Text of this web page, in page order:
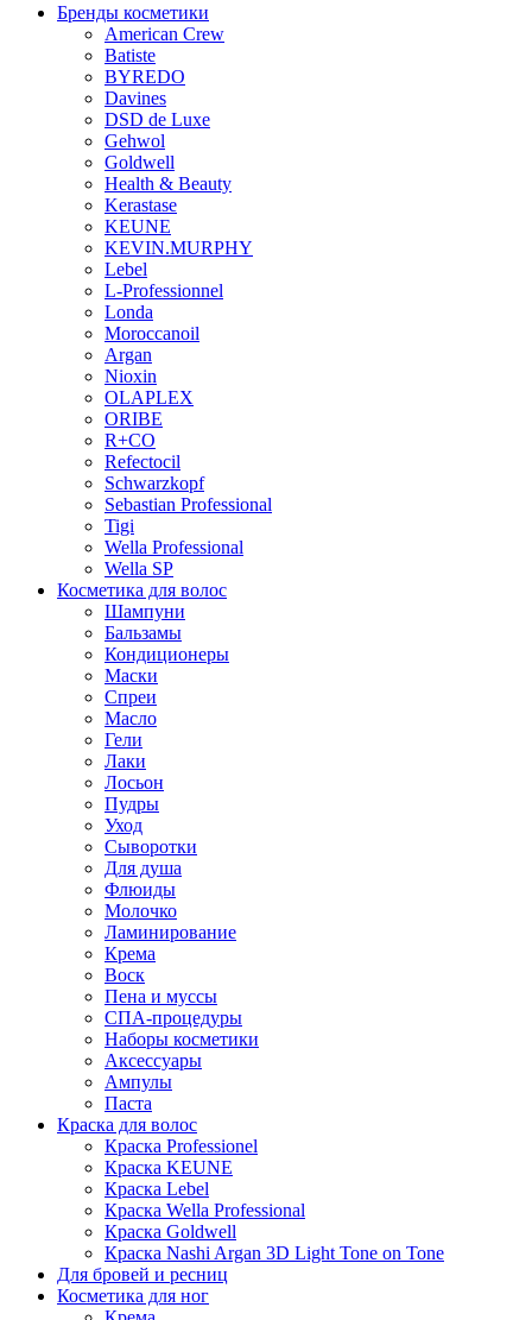
Бренды косметики
American Crew
Batiste
BYREDO
Davines
DSD de Luxe
Gehwol
Goldwell
Health & Beauty
Kerastase
KEUNE
KEVIN.MURPHY
Lebel
L-Professionnel
Londa
Moroccanoil
Argan
Niохin
OLAPLEX
ORIBE
R+CO
Refectocil
Schwarzkopf
Sebastian Professional
Tigi
Wella Professional
Wella SP
Косметика для волос
Шампуни
Бальзамы
Кондиционеры
Маски
Спреи
Масло
Гели
Лаки
Лосьон
Пудры
Уход
Сыворотки
Для душа
Флюиды
Молочко
Ламинирование
Крема
Воск
Пена и муссы
СПА-процедуры
Наборы косметики
Аксессуары
Ампулы
Паста
Краска для волос
Краска Professionel
Краска KEUNE
Краска Lebel
Краска Wella Professional
Краска Goldwell
Краска Nashi Argan 3D Light Tone on Tone
Для бровей и ресниц
Косметика для ног